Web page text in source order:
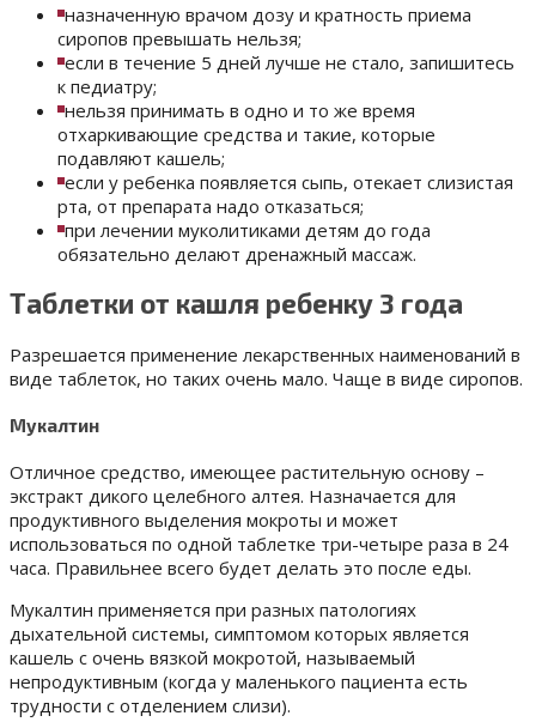
назначенную врачом дозу и кратность приема
сиропов превышать нельзя;
если в течение 5 дней лучше не стало, запишитесь
к педиатру;
нельзя принимать в одно и то же время
отхаркивающие средства и такие, которые
подавляют кашель;
если у ребенка появляется сыпь, отекает слизистая
рта, от препарата надо отказаться;
при лечении муколитиками детям до года
обязательно делают дренажный массаж.
Таблетки от кашля ребенку 3 года
Разрешается применение лекарственных наименований в
виде таблеток, но таких очень мало. Чаще в виде сиропов.
Мукалтин
Отличное средство, имеющее растительную основу –
экстракт дикого целебного алтея. Назначается для
продуктивного выделения мокроты и может
использоваться по одной таблетке три-четыре раза в 24
часа. Правильнее всего будет делать это после еды.
Мукалтин применяется при разных патологиях
дыхательной системы, симптомом которых является
кашель с очень вязкой мокротой, называемый
непродуктивным (когда у маленького пациента есть
трудности с отделением слизи).